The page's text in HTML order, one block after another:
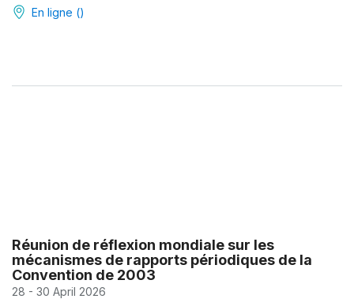
En ligne ()
Réunion de réflexion mondiale sur les
mécanismes de rapports périodiques de la
Convention de 2003
28 - 30 April 2026